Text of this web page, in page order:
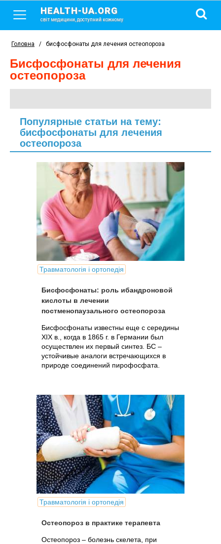
HEALTH-UA.ORG
світ медицини, доступний кожному
Головна / бисфосфонаты для лечения остеопороза
бисфосфонаты для лечения
остеопороза
Популярные статьи на тему:
бисфосфонаты для лечения
остеопороза
Травматологія і ортопедія
Бисфосфонаты: роль ибандроновой
кислоты в лечении
постменопаузального остеопороза
Бисфосфонаты известны еще с середины
XIX в., когда в 1865 г. в Германии был
осуществлен их первый синтез. БС –
устойчивые аналоги встречающихся в
природе соединений пирофосфата.
Травматологія і ортопедія
Остеопороз в практике терапевта
Остеопороз – болезнь скелета, при